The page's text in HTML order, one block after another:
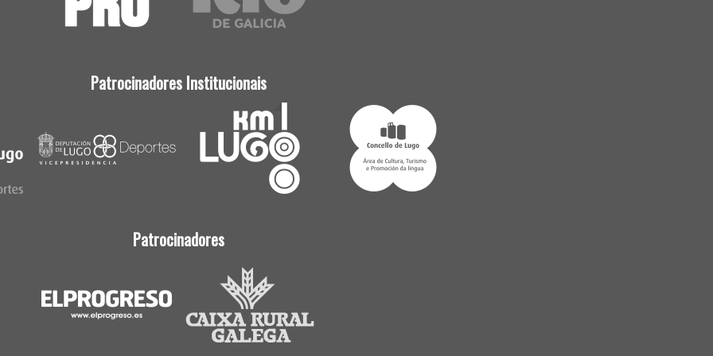
Patrocinadores Institucionais
Patrocinadores